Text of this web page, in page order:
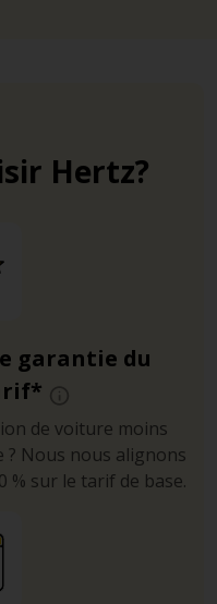
Hertz?
garantie du
de voiture moins
? Nous nous alignons
% sur le tarif de base.